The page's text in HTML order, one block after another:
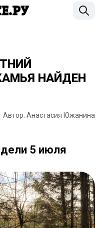
НАЙДЕН
Автор: Анастасия Южанина
5 июля